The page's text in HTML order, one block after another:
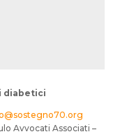
diabetici
Avvocati Associati –